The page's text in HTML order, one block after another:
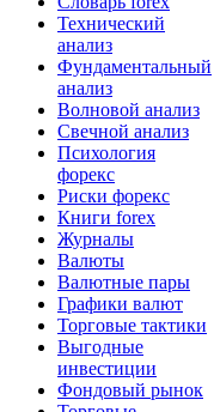
Технический
анализ
Фундаментальный
анализ
Волновой анализ
Свечной анализ
Психология
форекс
Риски форекс
Книги forex
Журналы
Валюты
Валютные пары
Графики валют
Торговые тактики
Выгодные
инвестиции
Фондовый рынок